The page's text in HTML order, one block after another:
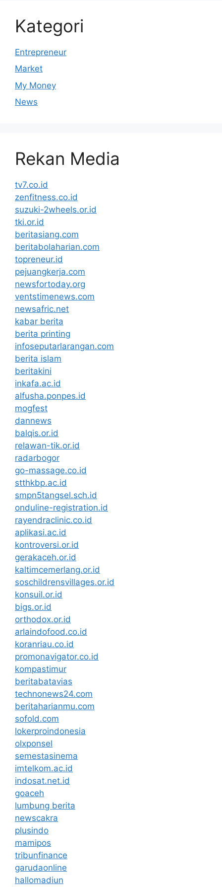
Kategori
Entrepreneur
Market
My Money
News
Rekan Media
tv7.co.id
zenfitness.co.id
suzuki-2wheels.or.id
tki.or.id
beritasiang.com
beritabolaharian.com
topreneur.id
pejuangkerja.com
newsfortoday.org
ventstimenews.com
newsafric.net
kabar berita
berita printing
infoseputarlarangan.com
berita islam
beritakini
inkafa.ac.id
alfusha.ponpes.id
mogfest
dannews
balqis.or.id
relawan-tik.or.id
radarbogor
go-massage.co.id
stthkbp.ac.id
smpn5tangsel.sch.id
onduline-registration.id
rayendraclinic.co.id
aplikasi.ac.id
kontroversi.or.id
gerakaceh.or.id
kaltimcemerlang.or.id
soschildrensvillages.or.id
konsuil.or.id
bigs.or.id
orthodox.or.id
arlaindofood.co.id
koranriau.co.id
promonavigator.co.id
kompastimur
beritabatavias
technonews24.com
beritaharianmu.com
sofold.com
lokerproindonesia
olxponsel
semestasinema
imtelkom.ac.id
indosat.net.id
goaceh
lumbung berita
newscakra
plusindo
mamipos
tribunfinance
garudaonline
hallomadiun